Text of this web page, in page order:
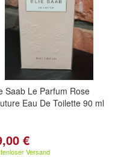
Saab Le Parfum Rose
Eau De Toilette 90 ml
€
Versand